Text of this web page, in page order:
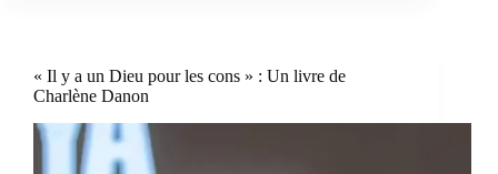
« Il y a un Dieu pour les cons » : Un livre de
Charlène Danon